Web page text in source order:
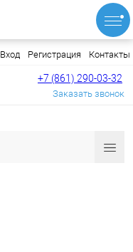
Вход Регистрация Контакты
+7 (861) 290-03-32
Заказать звонок